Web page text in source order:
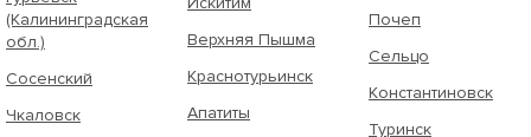
(Калининградская
обл.)
Сосенский
Чкаловск
Верхняя Пышма
Краснотурьинск
Апатиты
Почеп
Сельцо
Константиновск
Туринск